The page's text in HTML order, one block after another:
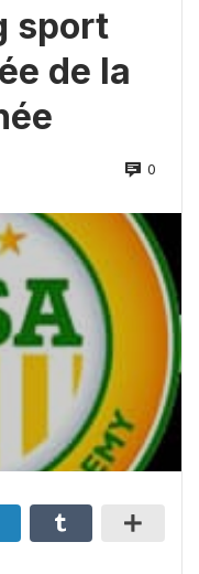
sport
de la
0